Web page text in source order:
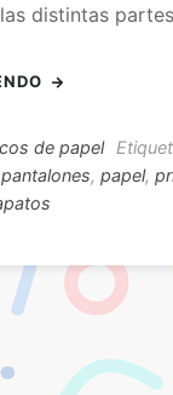
distintas
de papel
pantalones, papel,